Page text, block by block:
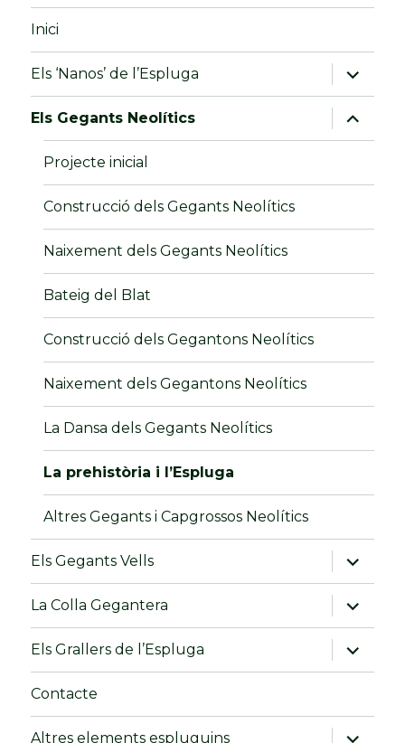
Inici
Els ‘Nanos’ de l’Espluga
amplia
el
menú
fill
Els Gegants Neolítics
amplia
el
menú
Projecte inicial
Construcció dels Gegants Neolítics
Naixement dels Gegants Neolítics
Bateig del Blat
Construcció dels Gegantons Neolítics
Naixement dels Gegantons Neolítics
La Dansa dels Gegants Neolítics
La prehistòria i l’Espluga
Altres Gegants i Capgrossos Neolítics
Els Gegants Vells
amplia
el
menú
fill
La Colla Gegantera
amplia
el
menú
fill
Els Grallers de l’Espluga
amplia
el
menú
Contacte
Altres elements espluguins
amplia